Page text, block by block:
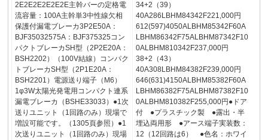
2E2E2E2E2E2E主幹バーの定格電
流容量：100A主幹単3中性線欠相
保護付漏電ブレーカ3P2E50A：
BJF35032575A：BJF375325コン
パクトブレーカSH型（2P2E20A：
BSH2202）（100V結線）コンパク
トブレーカSH型（2P1E20A：
BSH2201）電源送り端子（M6）
1φ3W太陽光発電用コンパクト連系
漏電ブレーカ（BSHE33033）●1次
送りユニット（1回路のみ）現場で
増設可能です。（1305頁参照）●1
次送りユニット（1回路のみ）現場
34+2（39）
40A286LBHM84342F221,000円
612(597)4050ALBHM85342F60A
LBHM86342F75ALBHM87342F10
0ALBHM810342F237,000円
38+2（43）
40A308LBHM84382F239,000円
646(631)4150ALBHM85382F60A
LBHM86382F75ALBHM87382F10
0ALBHM810382F255,000円●ドア
付 ●プラスチック製 ●露出・半
埋込両用形 ●アース端子実装数：
12（12回路は6） ●色名：ホワイ